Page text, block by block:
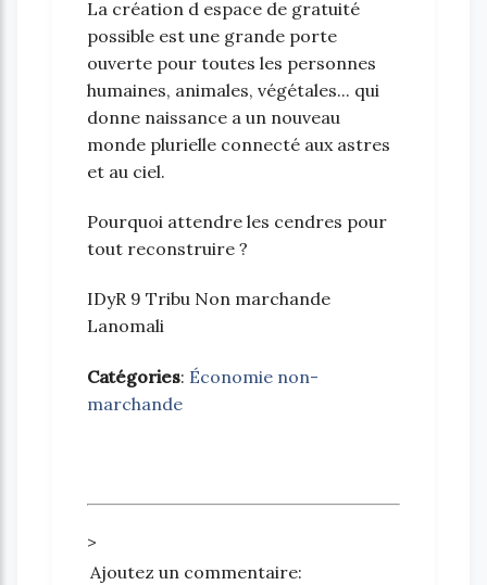
La création d espace de gratuité
possible est une grande porte
ouverte pour toutes les personnes
humaines, animales, végétales... qui
donne naissance a un nouveau
monde plurielle connecté aux astres
et au ciel.
Pourquoi attendre les cendres pour
tout reconstruire ?
IDyR 9 Tribu Non marchande
Lanomali
Catégories: Économie non-
marchande
>
Ajoutez un commentaire: